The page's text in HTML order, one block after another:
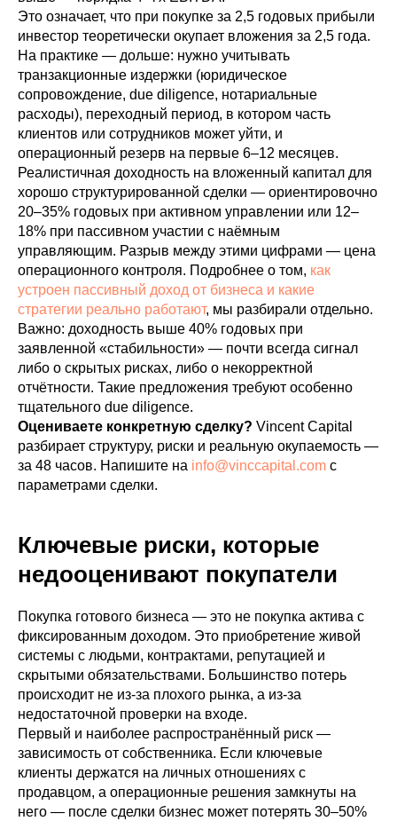
Это означает, что при покупке за 2,5 годовых прибыли
инвестор теоретически окупает вложения за 2,5 года.
На практике — дольше: нужно учитывать
транзакционные издержки (юридическое
сопровождение, due diligence, нотариальные
расходы), переходный период, в котором часть
клиентов или сотрудников может уйти, и
операционный резерв на первые 6–12 месяцев.
Реалистичная доходность на вложенный капитал для
хорошо структурированной сделки — ориентировочно
20–35% годовых при активном управлении или 12–
18% при пассивном участии с наёмным
управляющим. Разрыв между этими цифрами — цена
операционного контроля. Подробнее о том, как
устроен пассивный доход от бизнеса и какие
стратегии реально работают, мы разбирали отдельно.
Важно: доходность выше 40% годовых при
заявленной «стабильности» — почти всегда сигнал
либо о скрытых рисках, либо о некорректной
отчётности. Такие предложения требуют особенно
тщательного due diligence.
Оцениваете конкретную сделку? Vincent Capital
разбирает структуру, риски и реальную окупаемость —
за 48 часов. Напишите на info@vinccapital.com с
параметрами сделки.
Ключевые риски, которые
недооценивают покупатели
Покупка готового бизнеса — это не покупка актива с
фиксированным доходом. Это приобретение живой
системы с людьми, контрактами, репутацией и
скрытыми обязательствами. Большинство потерь
происходит не из-за плохого рынка, а из-за
недостаточной проверки на входе.
Первый и наиболее распространённый риск —
зависимость от собственника. Если ключевые
клиенты держатся на личных отношениях с
продавцом, а операционные решения замкнуты на
него — после сделки бизнес может потерять 30–50%